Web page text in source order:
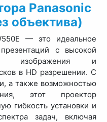
Panasonic
объектива)
— это идеальное
с высокой
изображения и
в HD разрешении. С
а также возможностью
этот проектор
гибкость установки и
задач, включая